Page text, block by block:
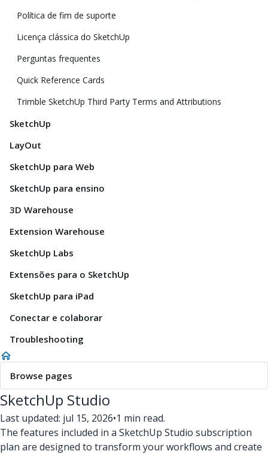
Política de fim de suporte
Licença clássica do SketchUp
Perguntas frequentes
Quick Reference Cards
Trimble SketchUp Third Party Terms and Attributions
SketchUp
LayOut
SketchUp para Web
SketchUp para ensino
3D Warehouse
Extension Warehouse
SketchUp Labs
Extensões para o SketchUp
SketchUp para iPad
Conectar e colaborar
Troubleshooting
Browse pages
SketchUp Studio
Last updated: jul 15, 2026•1 min read.
The features included in a SketchUp Studio subscription
plan are designed to transform your workflows and create